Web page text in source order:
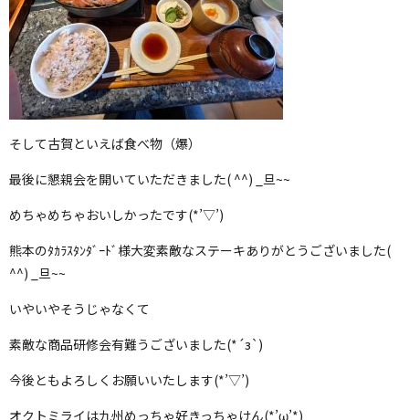
そして古賀といえば食べ物（爆）
最後に懇親会を開いていただきました( ^^) _旦~~
めちゃめちゃおいしかったです(*’▽’)
熊本のﾀｶﾗｽﾀﾝﾀﾞｰﾄﾞ様大変素敵なステーキありがとうございました(
^^) _旦~~
いやいやそうじゃなくて
素敵な商品研修会有難うございました(*´з`)
今後ともよろしくお願いいたします(*’▽’)
オクトミライは九州めっちゃ好きっちゃけん(*’ω’*)